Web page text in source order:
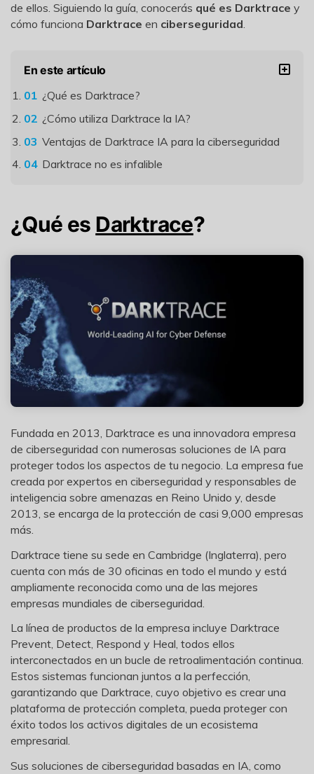
de ellos. Siguiendo la guía, conocerás qué es Darktrace y
cómo funciona Darktrace en ciberseguridad.
En este artículo
¿Qué es Darktrace?
¿Cómo utiliza Darktrace la IA?
Ventajas de Darktrace IA para la ciberseguridad
Darktrace no es infalible
¿Qué es Darktrace?
Fundada en 2013, Darktrace es una innovadora empresa
de ciberseguridad con numerosas soluciones de IA para
proteger todos los aspectos de tu negocio. La empresa fue
creada por expertos en ciberseguridad y responsables de
inteligencia sobre amenazas en Reino Unido y, desde
2013, se encarga de la protección de casi 9,000 empresas
más.
Darktrace tiene su sede en Cambridge (Inglaterra), pero
cuenta con más de 30 oficinas en todo el mundo y está
ampliamente reconocida como una de las mejores
empresas mundiales de ciberseguridad.
La línea de productos de la empresa incluye Darktrace
Prevent, Detect, Respond y Heal, todos ellos
interconectados en un bucle de retroalimentación continua.
Estos sistemas funcionan juntos a la perfección,
garantizando que Darktrace, cuyo objetivo es crear una
plataforma de protección completa, pueda proteger con
éxito todos los activos digitales de un ecosistema
empresarial.
Sus soluciones de ciberseguridad basadas en IA, como